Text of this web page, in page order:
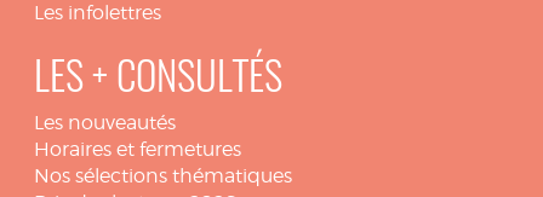
Les infolettres
LES + CONSULTÉS
Les nouveautés
Horaires et fermetures
Nos sélections thématiques